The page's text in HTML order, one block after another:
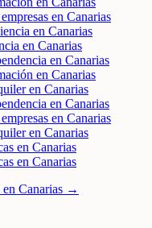
en Canarias
en Canarias
en Canarias
en Canarias
en Canarias
en Canarias
en Canarias
en Canarias
en Canarias
en Canarias
en Canarias
en Canarias →